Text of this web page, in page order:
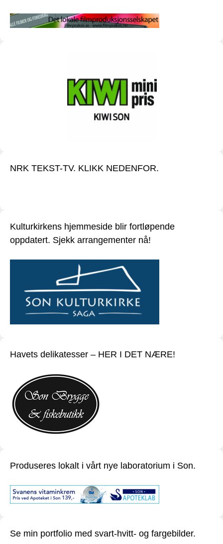
NRK TEKST-TV. KLIKK NEDENFOR.
Kulturkirkens hjemmeside blir fortløpende
oppdatert. Sjekk arrangementer nå!
Havets delikatesser – HER I DET NÆRE!
Produseres lokalt i vårt nye laboratorium i Son.
Se min portfolio med svart-hvitt- og fargebilder.